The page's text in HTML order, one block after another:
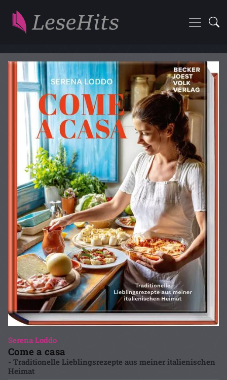
Serena Loddo
Come a casa
- Traditionelle Lieblingsrezepte aus meiner italienischen
Heimat